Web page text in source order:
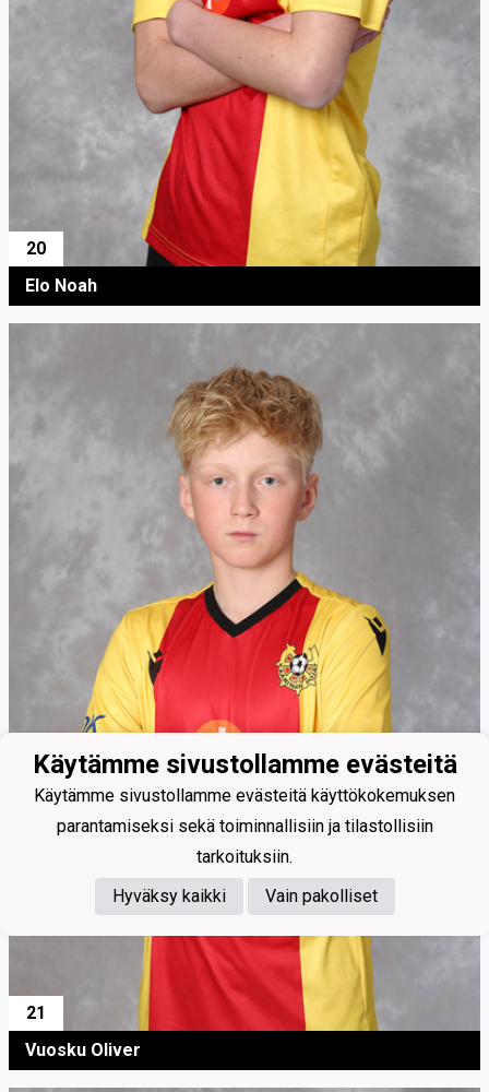
20
Elo Noah
21
Vuosku Oliver
Käytämme sivustollamme evästeitä
Käytämme sivustollamme evästeitä käyttökokemuksen
parantamiseksi sekä toiminnallisiin ja tilastollisiin
tarkoituksiin.
Hyväksy kaikki
Vain pakolliset